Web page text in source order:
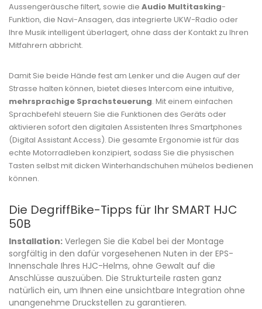
Aussengeräusche filtert, sowie die Audio Multitasking-
Funktion, die Navi-Ansagen, das integrierte UKW-Radio oder
Ihre Musik intelligent überlagert, ohne dass der Kontakt zu Ihren
Mitfahrern abbricht.
Damit Sie beide Hände fest am Lenker und die Augen auf der
Strasse halten können, bietet dieses Intercom eine intuitive,
mehrsprachige Sprachsteuerung. Mit einem einfachen
Sprachbefehl steuern Sie die Funktionen des Geräts oder
aktivieren sofort den digitalen Assistenten Ihres Smartphones
(Digital Assistant Access). Die gesamte Ergonomie ist für das
echte Motorradleben konzipiert, sodass Sie die physischen
Tasten selbst mit dicken Winterhandschuhen mühelos bedienen
können.
Die DegriffBike-Tipps für Ihr SMART HJC
50B
Installation: Verlegen Sie die Kabel bei der Montage
sorgfältig in den dafür vorgesehenen Nuten in der EPS-
Innenschale Ihres HJC-Helms, ohne Gewalt auf die
Anschlüsse auszuüben. Die Strukturteile rasten ganz
natürlich ein, um Ihnen eine unsichtbare Integration ohne
unangenehme Druckstellen zu garantieren.